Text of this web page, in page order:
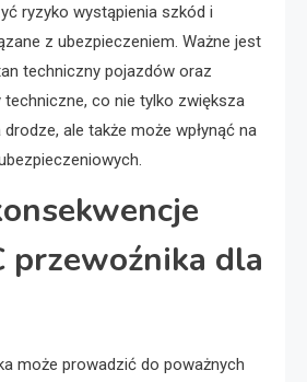
ryzyko wystąpienia szkód i
z ubezpieczeniem. Ważne jest
techniczny pojazdów oraz
techniczne, co nie tylko zwiększa
ale także może wpłynąć na
przewoźnika dla
może prowadzić do poważnych